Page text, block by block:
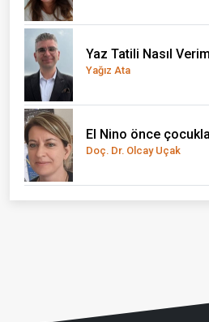
Yaz Tatili Nasıl
Yağız Ata
El Nino önce
Doç. Dr. Olcay Uçak